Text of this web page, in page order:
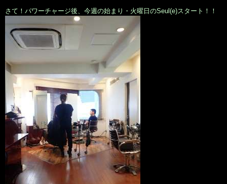
さて！パワーチャージ後、今週の始まり・火曜日のSeul(e)スタート！！